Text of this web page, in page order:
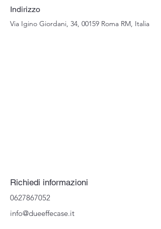
Indirizzo
Via Igino Giordani, 34, 00159 Roma RM, Italia
Richiedi informazioni
0627867052
info@dueeffecase.it